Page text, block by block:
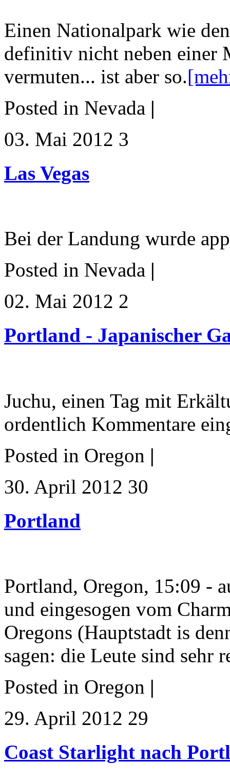
Einen Nationalpark wie
definitiv nicht neben einer
vermuten... ist aber so.
Posted in Nevada |
03. Mai 2012 3
Las Vegas
Bei der Landung wurde
Posted in Nevada |
02. Mai 2012 2
Portland - Japanischer
Juchu, einen Tag mit
ordentlich Kommentare
Posted in Oregon |
30. April 2012 30
Portland
Portland, Oregon, 15:09 -
und eingesogen vom
Oregons (Hauptstadt is
sagen: die Leute sind sehr
Posted in Oregon |
29. April 2012 29
Coast Starlight nach